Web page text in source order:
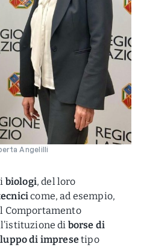
Angelilli
biologi, del loro
come, ad esempio,
Comportamento
di borse di
di impresetipo